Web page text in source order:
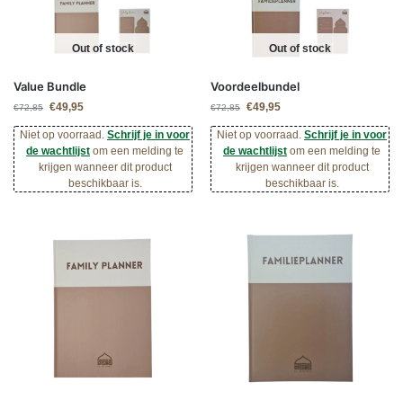
Out of stock
Value Bundle
€72,85 €49,95
Niet op voorraad. Schrijf je in voor
de wachtlijst om een melding te
krijgen wanneer dit product
beschikbaar is.
Out of stock
Voordeelbundel
€72,85 €49,95
Niet op voorraad. Schrijf je in voor
de wachtlijst om een melding te
krijgen wanneer dit product
beschikbaar is.